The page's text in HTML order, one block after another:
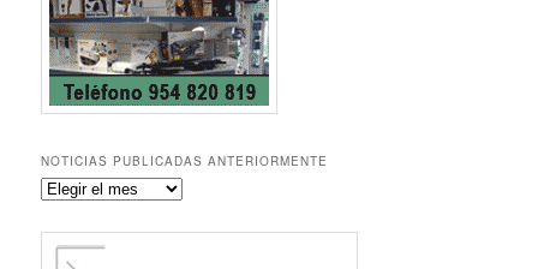
NOTICIAS PUBLICADAS ANTERIORMENTE
Noticias
anteriormente